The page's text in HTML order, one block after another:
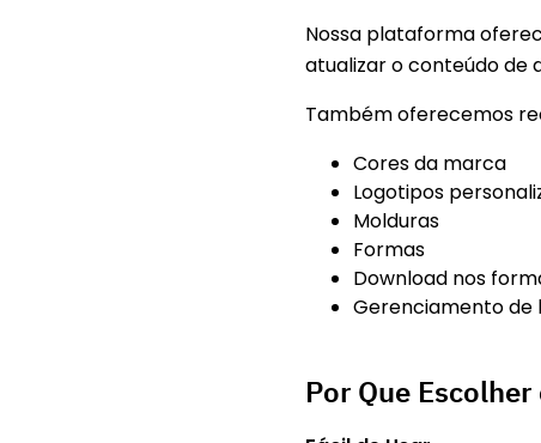
Nossa plataforma
atualizar o conteúdo de
Também oferecemos
Cores da marca
Logotipos
Molduras
Formas
Download nos
Gerenciamento de
Por Que Escolher